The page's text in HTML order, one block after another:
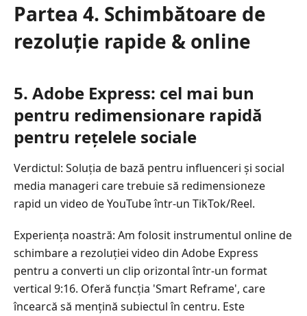
Partea 4. Schimbătoare de
rezoluție rapide & online
5. Adobe Express: cel mai bun
pentru redimensionare rapidă
pentru rețelele sociale
Verdictul: Soluția de bază pentru influenceri și social
media manageri care trebuie să redimensioneze
rapid un video de YouTube într-un TikTok/Reel.
Experiența noastră: Am folosit instrumentul online de
schimbare a rezoluției video din Adobe Express
pentru a converti un clip orizontal într-un format
vertical 9:16. Oferă funcția 'Smart Reframe', care
încearcă să mențină subiectul în centru. Este